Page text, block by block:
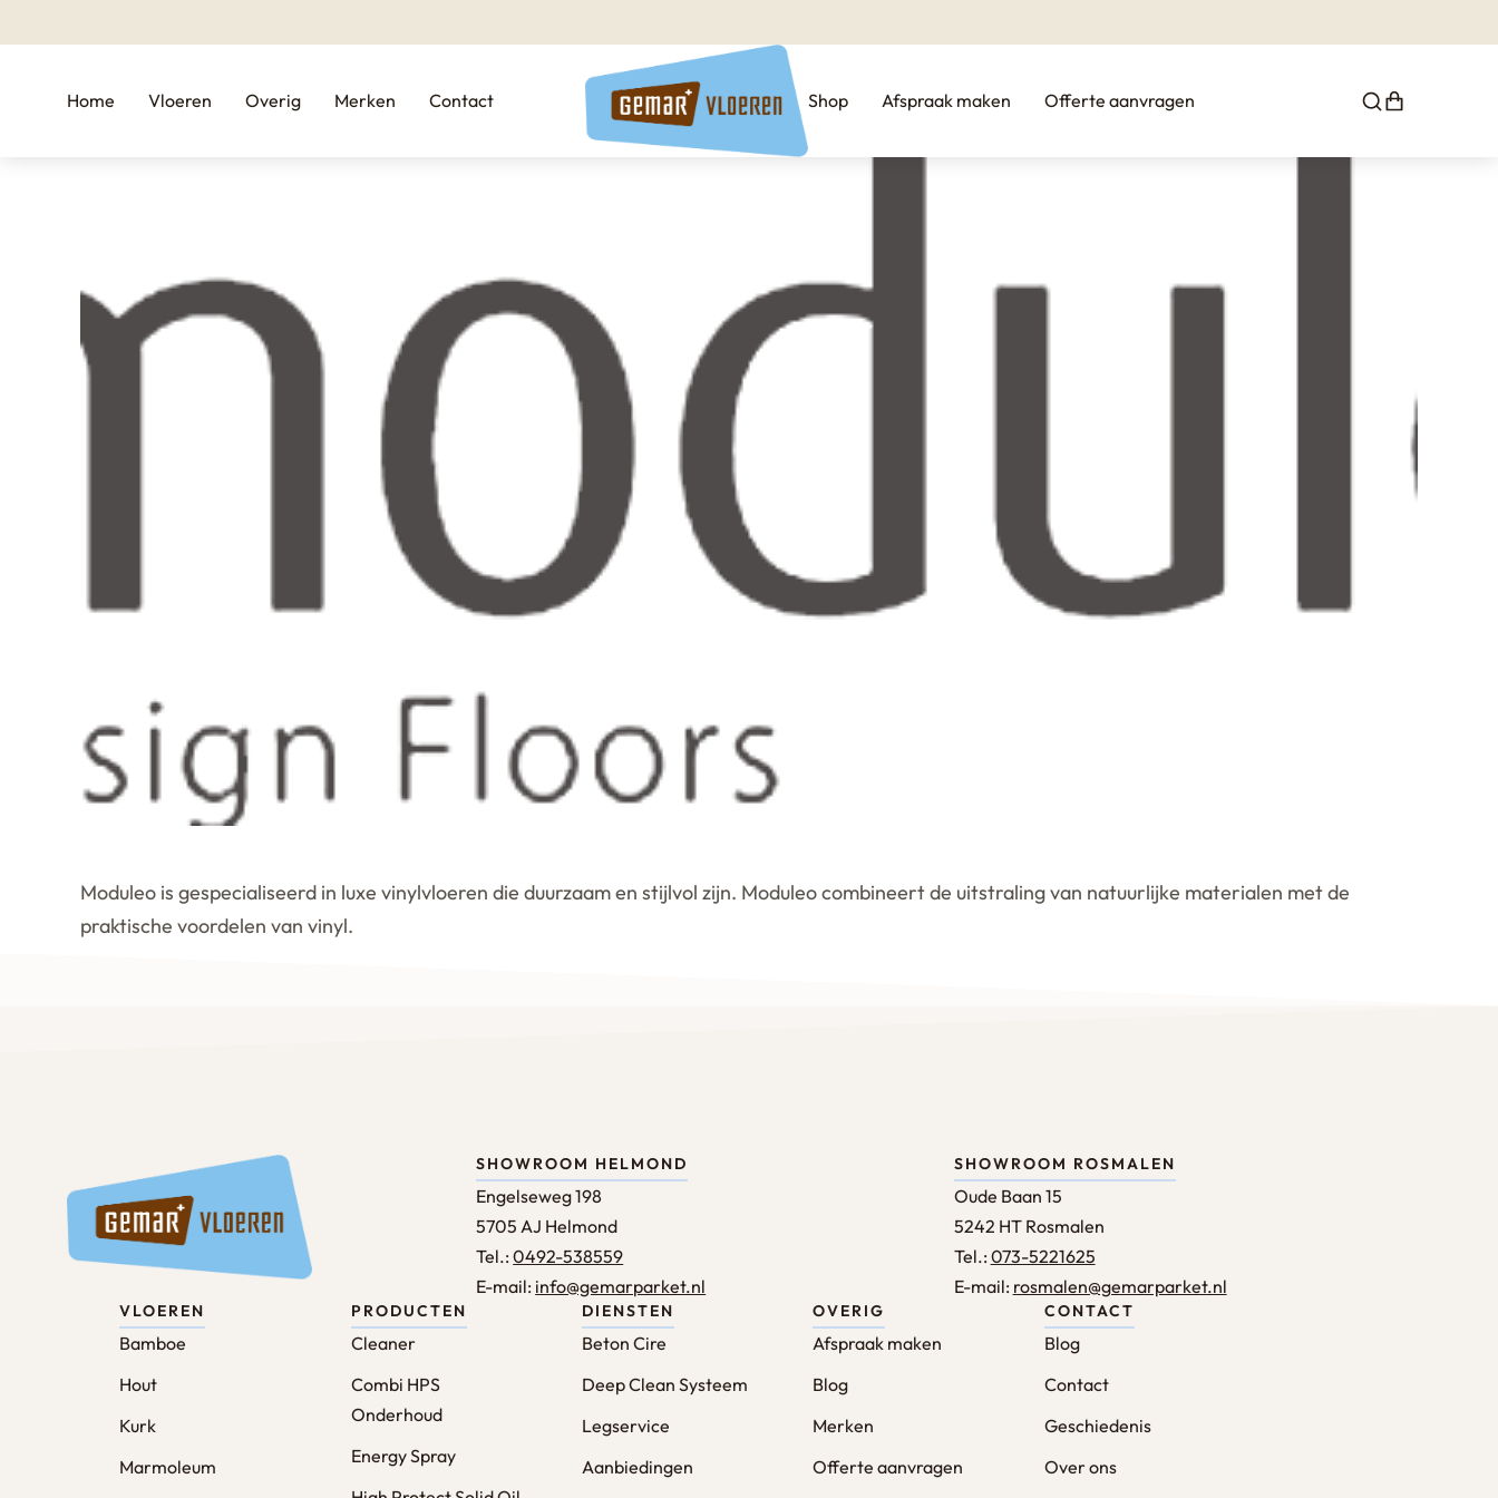
Home Vloeren Overig Merken Contact Shop Afspraak maken Offerte aanvragen
Moduleo is gespecialiseerd in luxe vinylvloeren die duurzaam en stijlvol zijn. Moduleo combineert de uitstraling van natuurlijke materialen met de
praktische voordelen van vinyl.
SHOWROOM HELMOND
Engelseweg 198
5705 AJ Helmond
Tel.:0492-538559
E-mail: info@gemarparket.nl
SHOWROOM ROSMALEN
Oude Baan 15
5242 HT Rosmalen
Tel.: 073-5221625
E-mail: rosmalen@gemarparket.nl
VLOEREN
Bamboe
Hout
Kurk
Marmoleum
PRODUCTEN
Cleaner
Combi HPS
Onderhoud
Energy Spray
DIENSTEN
Beton Cire
Deep Clean Systeem
Legservice
Aanbiedingen
OVERIG
Afspraak maken
Blog
Merken
Offerte aanvragen
CONTACT
Blog
Contact
Geschiedenis
Over ons